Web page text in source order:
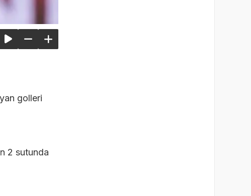
golleri
2 sutunda